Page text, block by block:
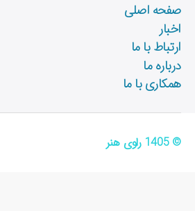
صفحه اصلی
اخبار
ارتباط با ما
درباره ما
همکاری با ما
© 1405 راوی هنر